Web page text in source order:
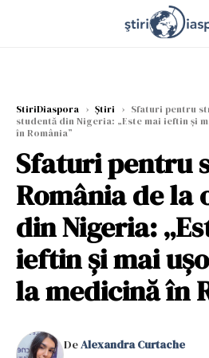
StiriDiaspora › Știri › Sfaturi pentru
studentă din Nigeria: „Este mai ieftin și
în România”
Sfaturi pentru
România de la
din Nigeria:
ieftin și mai
la medicină în
DeAlexandra Curtache